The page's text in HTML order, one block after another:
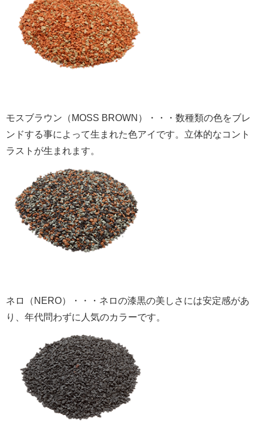
モスブラウン（MOSS BROWN）・・・数種類の色をブレ
ンドする事によって生まれた色アイです。立体的なコント
ラストが生まれます。
ネロ（NERO）・・・ネロの漆黒の美しさには安定感があ
り、年代問わずに人気のカラーです。